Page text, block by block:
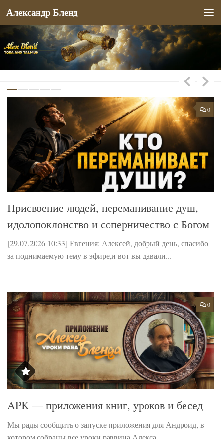
Перейти к содержимому
Александр Бленд
0
Присвоение людей, переманивание душ,
идолопоклонство и соперничество с Богом
[29.07.2026 10:33] Евгения: Алексей, добрый день, спасибо
за поднимаемую тему в эфире,и вот вы давали...
0
APK — приложения книг, уроков и бесед
Мы рады сообщить о запуске приложения для Андроид, в
котором собраны все уроки раввина Алекса...